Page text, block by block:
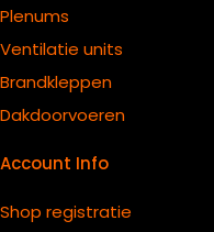
Plenums
Ventilatie units
Brandkleppen
Dakdoorvoeren
Account Info
Shop registratie